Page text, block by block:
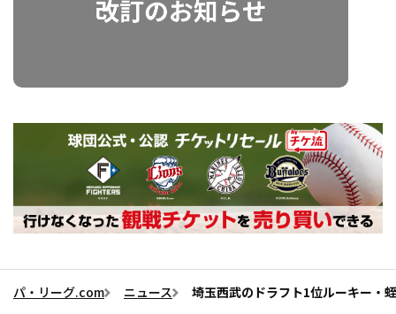
パ・リーグ.com ニュース 埼玉西武のドラフト1位ルーキー・